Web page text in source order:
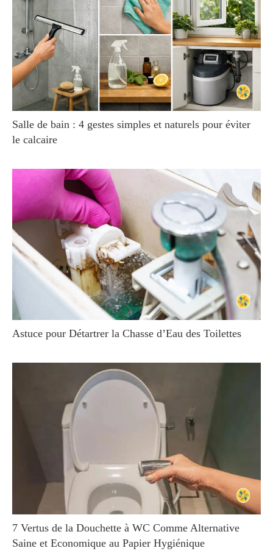
Salle de bain : 4 gestes simples et naturels pour éviter
le calcaire
Astuce pour Détartrer la Chasse d’Eau des Toilettes
7 Vertus de la Douchette à WC Comme Alternative
Saine et Economique au Papier Hygiénique